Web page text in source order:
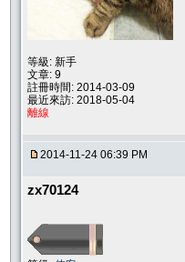
等級: 新手
文章: 9
註冊時間: 2014-03-09
最近來訪: 2018-05-04
離線
2014-11-24 06:39 PM
zx70124